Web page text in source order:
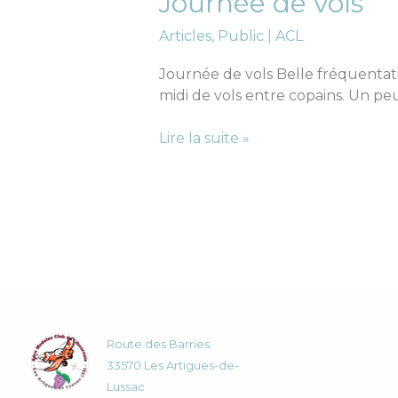
Articles, Public| ACL
Journée de vols Belle
midi de vols entre copains. Un
Lire la suite »
Route des Barries.
33570 Les Artigues-de-
Lussac